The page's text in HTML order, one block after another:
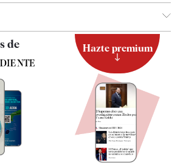
de Hazte premium